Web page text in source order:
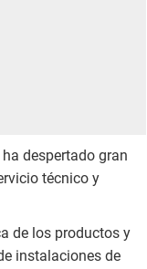
ha despertado gran
técnico y
de los productos y
instalaciones de